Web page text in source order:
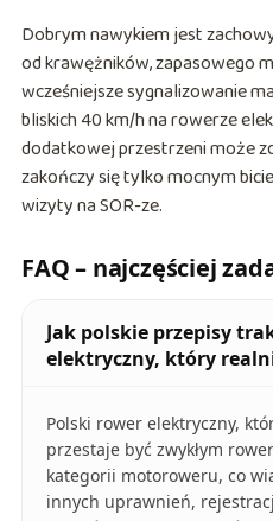
Dobrym nawykiem jest
od krawężników, zapasowego
wcześniejsze sygnalizowanie
bliskich 40 km/h na rowerze
dodatkowej przestrzeni może
zakończy się tylko mocnym
wizyty na SOR-ze.
FAQ – najczęściej
Jak polskie przepisy
elektryczny, który
Polski rower elektryczny,
przestaje być zwykłym
kategorii motoroweru, co
innych uprawnień,